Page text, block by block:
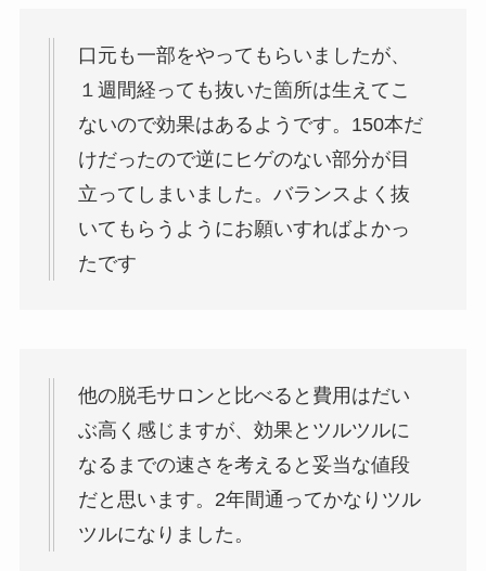
口元も一部をやってもらいましたが、
１週間経っても抜いた箇所は生えてこ
ないので効果はあるようです。150本だ
けだったので逆にヒゲのない部分が目
立ってしまいました。バランスよく抜
いてもらうようにお願いすればよかっ
たです
他の脱毛サロンと比べると費用はだい
ぶ高く感じますが、効果とツルツルに
なるまでの速さを考えると妥当な値段
だと思います。2年間通ってかなりツル
ツルになりました。